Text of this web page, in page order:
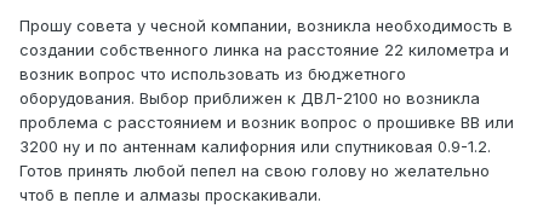
Прошу совета у чесной компании, возникла необходимость в
создании собственного линка на расстояние 22 километра и
возник вопрос что использовать из бюджетного
оборудования. Выбор приближен к ДВЛ-2100 но возникла
проблема с расстоянием и возник вопрос о прошивке ВВ или
3200 ну и по антеннам калифорния или спутниковая 0.9-1.2.
Готов принять любой пепел на свою голову но желательно
чтоб в пепле и алмазы проскакивали.